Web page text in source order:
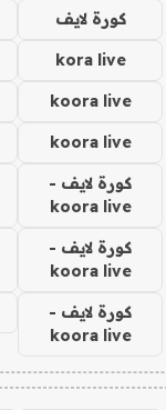
كورة لايف
kora live
koora live
koora live
كورة لايف -
koora live
كورة لايف -
koora live
كورة لايف -
koora live